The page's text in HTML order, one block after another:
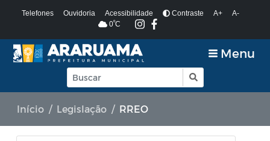
Telefones Ouvidoria Acessibilidade Contraste A+
A-
0ºC
Menu
Início Legislação RREO